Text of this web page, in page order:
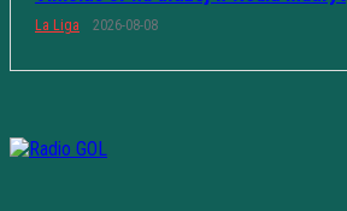
La Liga 2026-08-08